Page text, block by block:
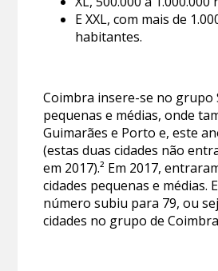
E XXL, com mais de
habitantes.
Coimbra insere-se no grupo
pequenas e médias, onde
Guimarães e Porto e, este
(estas duas cidades não
em 2017).² Em 2017,
cidades pequenas e médias.
número subiu para 79, ou
cidades no grupo de